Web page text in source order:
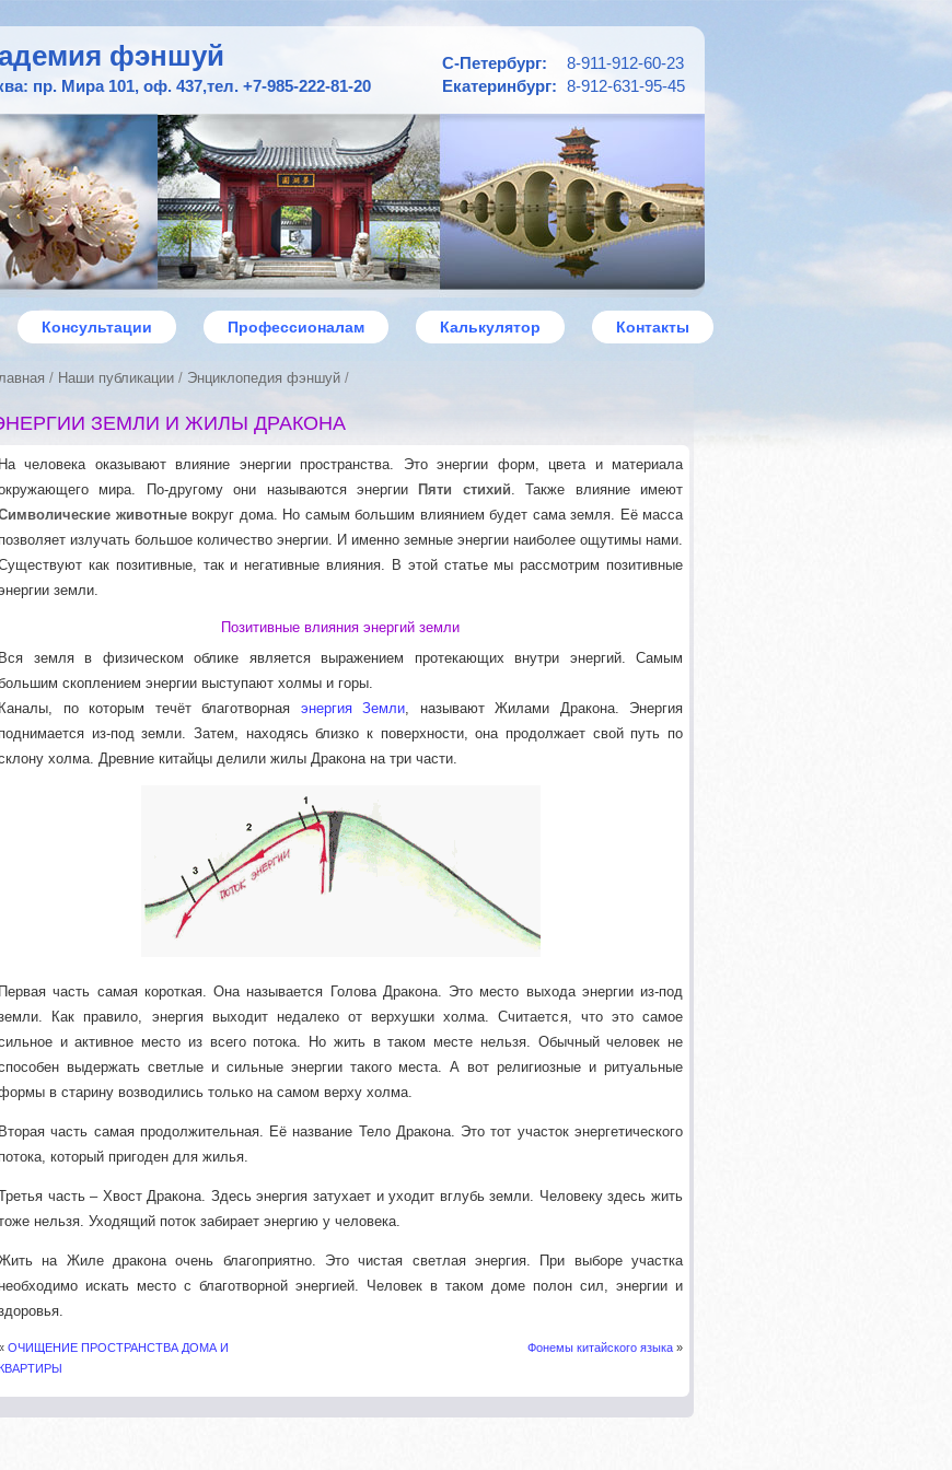
/ Наши публикации / Энциклопедия фэншуй /
ЗЕМЛИ И ЖИЛЫ ДРАКОНА
На человека оказывают влияние энергии пространства. Это энергии форм, цвета и материала
мира. По-другому они называются энергии
Пяти стихий. Также влияние имеют
животныевокруг дома. Но самым большим влиянием будет сама земля. Её масса
позволяет излучать большое количество энергии. И именно земные энергии наиболее ощутимы нами.
как позитивные, так и негативные влияния. В этой статье мы рассмотрим позитивные
земли.
Позитивные влияния энергий земли
Вся земля в физическом облике является выражением протекающих внутри энергий. Самым
скоплением энергии выступают холмы и горы.
Каналы, по которым течёт благотворная энергия Земли , называют Жилами Дракона. Энергия
поднимается из-под земли. Затем, находясь близко к поверхности, она продолжает свой путь по
холма. Древние китайцы делили жилы Дракона на три части.
Первая часть самая короткая. Она называется Голова Дракона. Это место выхода энергии из-под
Как правило, энергия выходит недалеко от верхушки холма. Считается, что это самое
и активное место из всего потока. Но жить в таком месте нельзя. Обычный человек не
выдержать светлые и сильные энергии такого места. А вот религиозные и ритуальные
в старину возводились только на самом верху холма.
Вторая часть самая продолжительная. Её название Тело Дракона. Это тот участок энергетического
потока, который пригоден для жилья.
часть – Хвост Дракона. Здесь энергия затухает и уходит вглубь земли. Человеку здесь жить
нельзя. Уходящий поток забирает энергию у человека.
на Жиле дракона очень благоприятно. Это чистая светлая энергия. При выборе участка
необходимо искать место с благотворной энергией. Человек в таком доме полон сил, энергии и
ОЧИЩЕНИЕ ПРОСТРАНСТВА ДОМА И
КВАРТИРЫ
Фонемы китайского языка »
фэншуй
пр. Мира 101, оф. 437,тел. +7-985-222-81-20
С-Петербург:
8-911-912-60-23
Екатеринбург: 8-912-631-95-45
Консультации Профессионалам Калькулятор Контакты